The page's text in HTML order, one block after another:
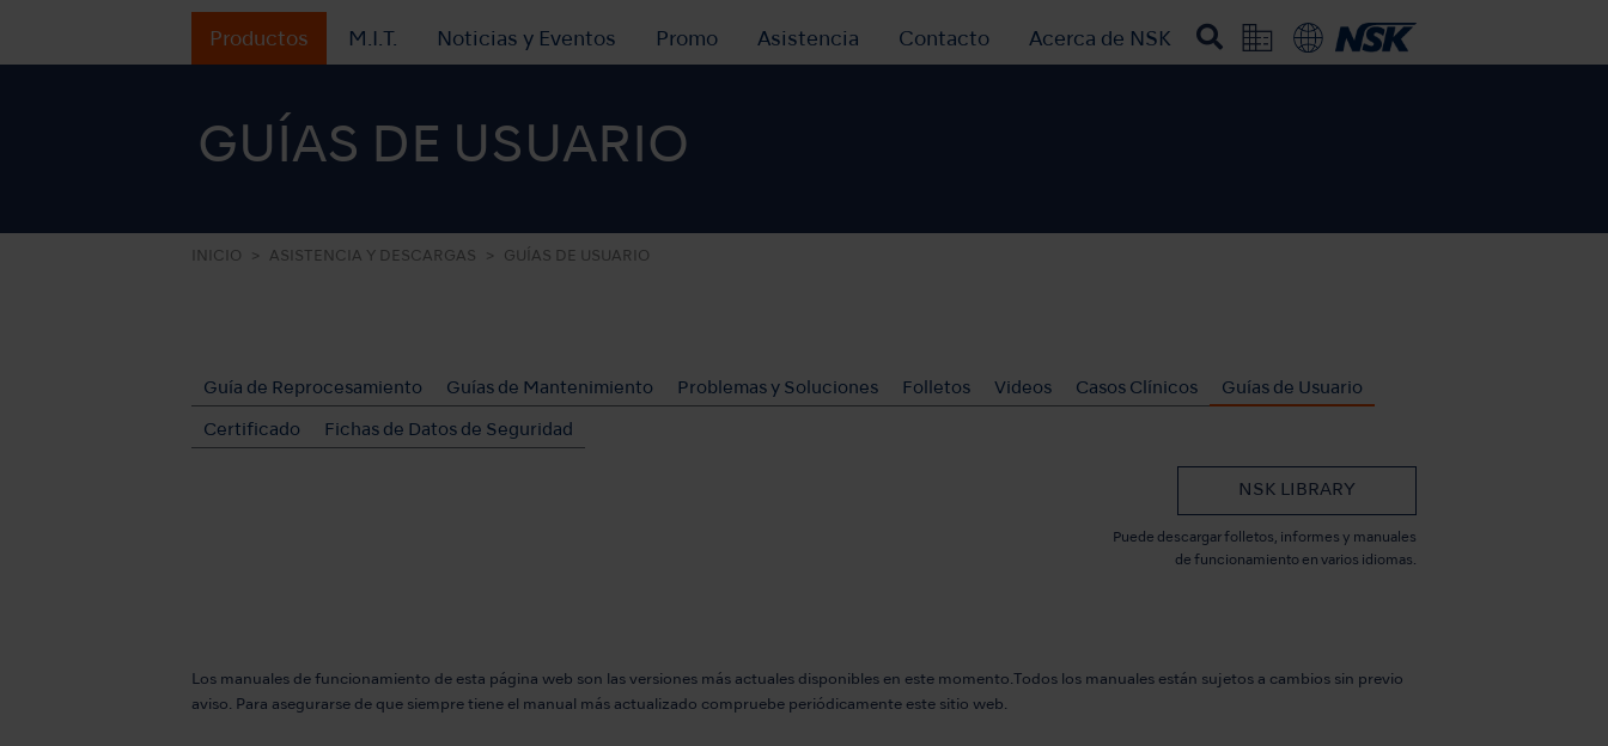
Productos M.I.T. Noticias y Eventos Promo Asistencia Contacto Acerca de NSK
GUÍAS DE USUARIO
INICIO ASISTENCIA Y DESCARGAS GUÍAS DE USUARIO
Guía de Reprocesamiento Guías de Mantenimiento Problemas y Soluciones Folletos Videos Casos Clínicos Guías de Usuario
Certificado Fichas de Datos de Seguridad
NSK LIBRARY
Puede descargar folletos, informes y manuales
de funcionamiento en varios idiomas.
Los manuales de funcionamiento de esta página web son las versiones más actuales disponibles en este momento.Todos los manuales están sujetos a cambios sin previo
aviso. Para asegurarse de que siempre tiene el manual más actualizado compruebe periódicamente este sitio web.